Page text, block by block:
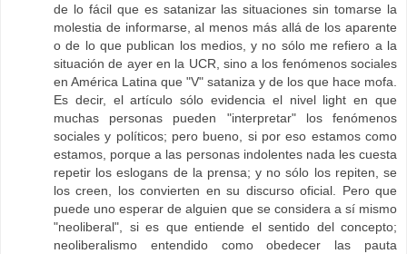
de lo fácil que es satanizar las situaciones sin tomarse la
molestia de informarse, al menos más allá de los aparente
o de lo que publican los medios, y no sólo me refiero a la
situación de ayer en la UCR, sino a los fenómenos sociales
en América Latina que "V" sataniza y de los que hace mofa.
Es decir, el artículo sólo evidencia el nivel light en que
muchas personas pueden "interpretar" los fenómenos
sociales y políticos; pero bueno, si por eso estamos como
estamos, porque a las personas indolentes nada les cuesta
repetir los eslogans de la prensa; y no sólo los repiten, se
los creen, los convierten en su discurso oficial. Pero que
puede uno esperar de alguien que se considera a sí mismo
"neoliberal", si es que entiende el sentido del concepto;
neoliberalismo entendido como obedecer las pauta